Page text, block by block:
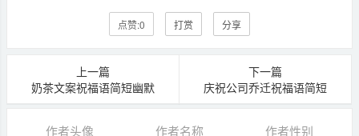
点赞:0 打赏 分享
上一篇
奶茶文案祝福语简短幽默
下一篇
庆祝公司乔迁祝福语简短
作者头像 作者名称 作者性别